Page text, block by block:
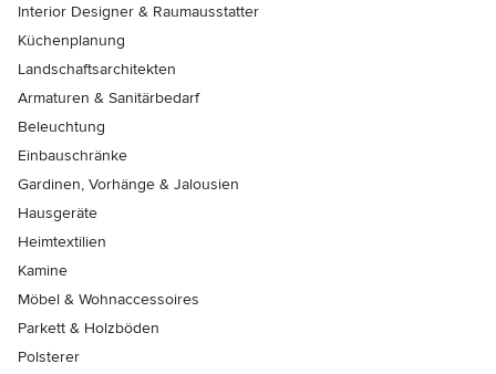
Interior Designer & Raumausstatter
Küchenplanung
Landschaftsarchitekten
Armaturen & Sanitärbedarf
Beleuchtung
Einbauschränke
Gardinen, Vorhänge & Jalousien
Hausgeräte
Heimtextilien
Kamine
Möbel & Wohnaccessoires
Parkett & Holzböden
Polsterer